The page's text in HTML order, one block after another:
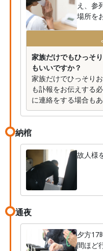
え、参
場所を
家族だけでもひっそ
もいいですか？
家族だけでひっそり
も訃報をお伝えする
に連絡をする場合もあ
納棺
故人様
通夜
夕方17
間ほど